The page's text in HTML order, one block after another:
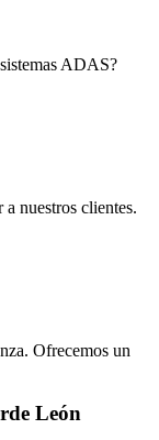
ADAS?
nuestros clientes.
Ofrecemos un
León